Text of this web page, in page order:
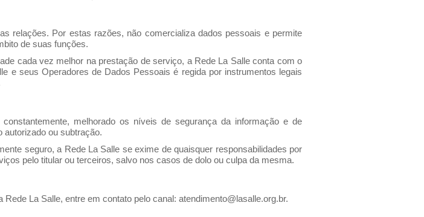
relações. Por estas razões, não comercializa dados pessoais e permite
de suas funções.
cada vez melhor na prestação de serviço, a Rede La Salle conta com o
e seus Operadores de Dados Pessoais é regida por instrumentos legais
melhorado os níveis de segurança da informação e de
autorizado ou subtração.
seguro, a Rede La Salle se exime de quaisquer responsabilidades por
pelo titular ou terceiros, salvo nos casos de dolo ou culpa da mesma.
La Salle, entre em contato pelo canal: atendimento@lasalle.org.br.